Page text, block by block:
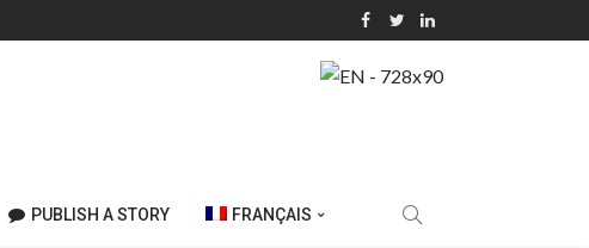
PUBLISH A STORY FRANÇAIS